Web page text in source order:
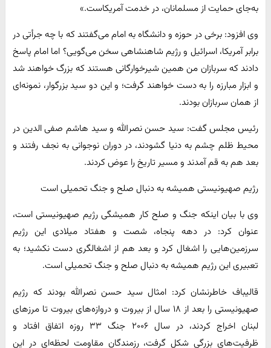
به‌جای حمایت از مسلمانان، در خدمت آمریکاست.»
وی افزود: برخی در حوزه و دانشگاه به امام می‌گفتند که با چه جرأتی در
برابر آمریکا، اسرائیل و رژیم شاهنشاهی سخن می‌گویی؟ اما امام پاسخ
دادند که سربازان من همین شیرخوارگانی هستند که بزرگ خواهند شد
و ابزار مبارزه را به دست خواهند گرفت؛ و این دو سید بزرگوار، نمونه‌ای
از همان سربازان بودند.
رئیس مجلس گفت: سید حسن نصرالله و سید هاشم صفی الدین در
محیط ظلم چشم به دنیا گشودند، در دوران نوجوانی به نجف رفتند و
بعد هم به قم آمدند و مسیر تاریخ را عوض کردند.
رژیم صهیونیستی همیشه به دنبال صلح و جنگ تحمیلی است
وی با بیان اینکه جنگ و صلح کار همیشگی رژیم صهیونیستی است،
عنوان کرد: در دهه پنجاه، شصت و هفتاد میلادی این رژیم
سرزمین‌هایی را اشغال کرد و بعد هم از اشغالگری دست نکشید؛ به
تعبیری این رژیم همیشه به دنبال صلح و جنگ تحمیلی است.
قالیباف خاطرنشان کرد: امثال سید حسن نصرالله بودند که رژیم
صهیونیستی را بعد از ۱۸ سال از بیروت و دروازه‌های بیروت تا مرزهای
لبنان اخراج کردند، در سال ۲۰۰۶ جنگ ۳۳ روزه اتفاق افتاد و
ظرفیت‌های بزرگی شکل گرفت، رزمندگان مقاومت لحظه‌ای در این